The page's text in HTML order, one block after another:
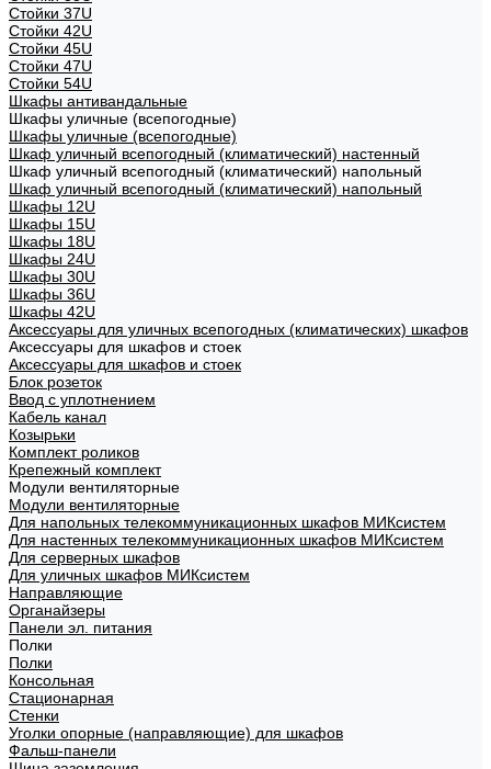
Стойки 37U
Стойки 42U
Стойки 45U
Стойки 47U
Стойки 54U
Шкафы антивандальные
Шкафы уличные (всепогодные)
Шкафы уличные (всепогодные)
Шкаф уличный всепогодный (климатический) настенный
Шкаф уличный всепогодный (климатический) напольный
Шкаф уличный всепогодный (климатический) напольный
Шкафы 12U
Шкафы 15U
Шкафы 18U
Шкафы 24U
Шкафы 30U
Шкафы 36U
Шкафы 42U
Аксессуары для уличных всепогодных (климатических) шкафов
Аксессуары для шкафов и стоек
Аксессуары для шкафов и стоек
Блок розеток
Ввод с уплотнением
Кабель канал
Козырьки
Комплект роликов
Крепежный комплект
Модули вентиляторные
Модули вентиляторные
Для напольных телекоммуникационных шкафов МИКсистем
Для настенных телекоммуникационных шкафов МИКсистем
Для серверных шкафов
Для уличных шкафов МИКсистем
Направляющие
Органайзеры
Панели эл. питания
Полки
Полки
Консольная
Стационарная
Стенки
Уголки опорные (направляющие) для шкафов
Фальш-панели